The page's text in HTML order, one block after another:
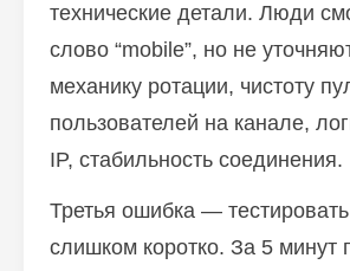
технические детали. Люди
слово “mobile”, но не
механику ротации, чистоту
пользователей на канале,
IP, стабильность соединения.
Третья ошибка —
слишком коротко. За 5 минут